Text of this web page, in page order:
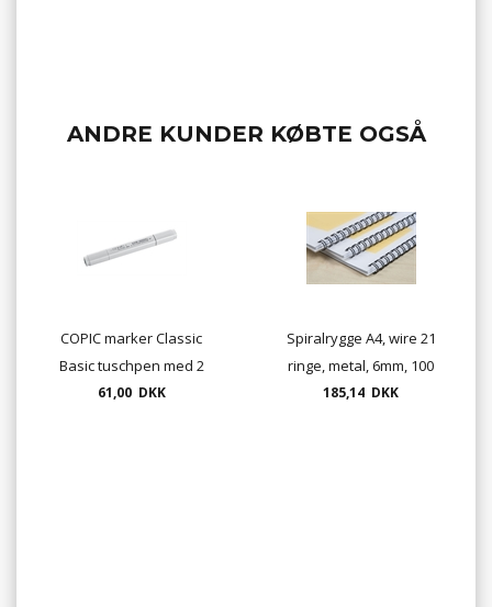
ANDRE KUNDER KØBTE OGSÅ
COPIC marker Classic
Basic tuschpen med 2
spidser. Ring for
61,00 DKK
Spiralrygge A4, wire 21
ringe, metal, 6mm, 100
stk./ks.
185,14 DKK